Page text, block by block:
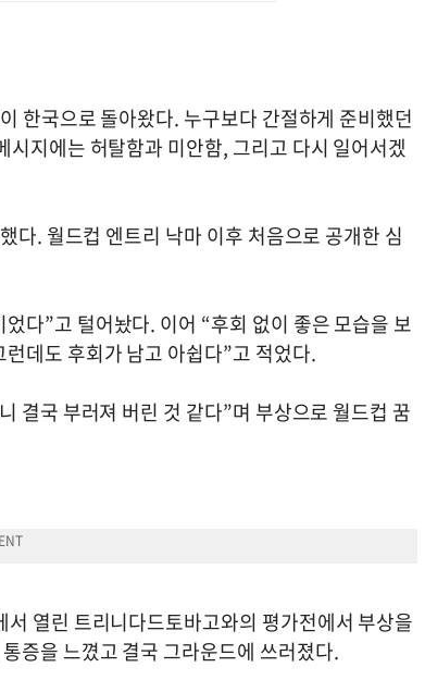
한국으로 돌아왔다. 누구보다 간절하게 준비했던
지에는 허탈함과 미안함, 그리고 다시 일어서겠
다. 월드컵 엔트리 낙마 이후 처음으로 공개한 심
다”고 털어놨다. 이어 “후회 없이 좋은 모습을 보
데도 후회가 남고 아쉽다”고 적었다.
결국 부러져 버린 것 같다”며 부상으로 월드컵 꿈
열린 트리니다드토바고와의 평가전에서 부상을
증을 느꼈고 결국 그라운드에 쓰러졌다.